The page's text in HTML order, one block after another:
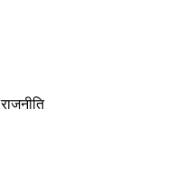
राजनीति